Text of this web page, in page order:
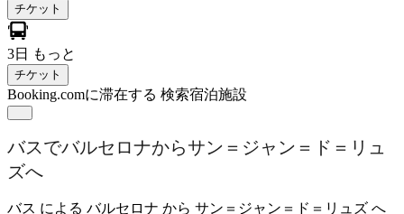
チケット
3日 もっと
チケット
Booking.comに滞在する 検索宿泊施設
バスでバルセロナからサン＝ジャン＝ド＝リュ
ズへ
バス による バルセロナ から サン＝ジャン＝ド＝リュズ へ